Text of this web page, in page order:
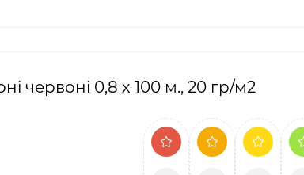
червоні 0,8 х 100 м., 20 гр/м2